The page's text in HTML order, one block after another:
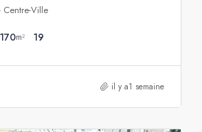
Centre-Ville
170m² 19
il y a1 semaine